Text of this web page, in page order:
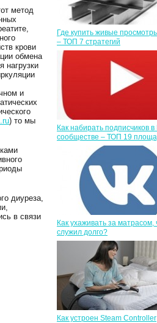
метод
крови
обмена
нагрузки
и
) то мы
диуреза,
в связи
Где купить живые
– ТОП 7 стратегий
Как набирать подписчиков в
сообществе – ТОП 19
Как ухаживать за матрасом,
служил долго?
Как устроен Steam Controller